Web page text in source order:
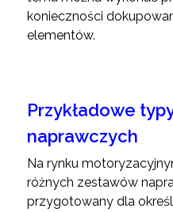
konieczności
elementów.
Przykładowe
naprawczych
Na rynku
różnych zestawów
przygotowany dla